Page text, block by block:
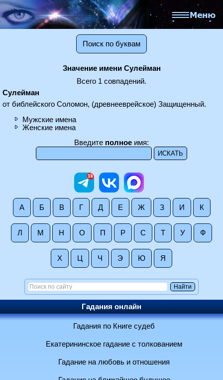
Поиск по буквам
Значение имени Сулейман
Всего 1 совпадений.
Сулейман
от библейского Соломон, (древнееврейское) Защищенный.
Мужские имена
Женские имена
Введите полное имя:
А Б В Г Д Е Ж З И К
Л М Н О П Р С Т У Ф
Х Ц Ч Э Ю Я
Гадания онлайн
Гадания по Книге судеб
Екатерининское гадание с толкованием
Гадание на любовь и отношения